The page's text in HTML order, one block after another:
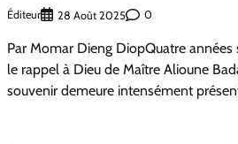
Éditeur 28 Août 2025 0
Par Momar Dieng DiopQuatre années
le rappel à Dieu de Maître Alioune
souvenir demeure intensément